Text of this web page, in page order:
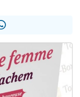
Torah-Box Music